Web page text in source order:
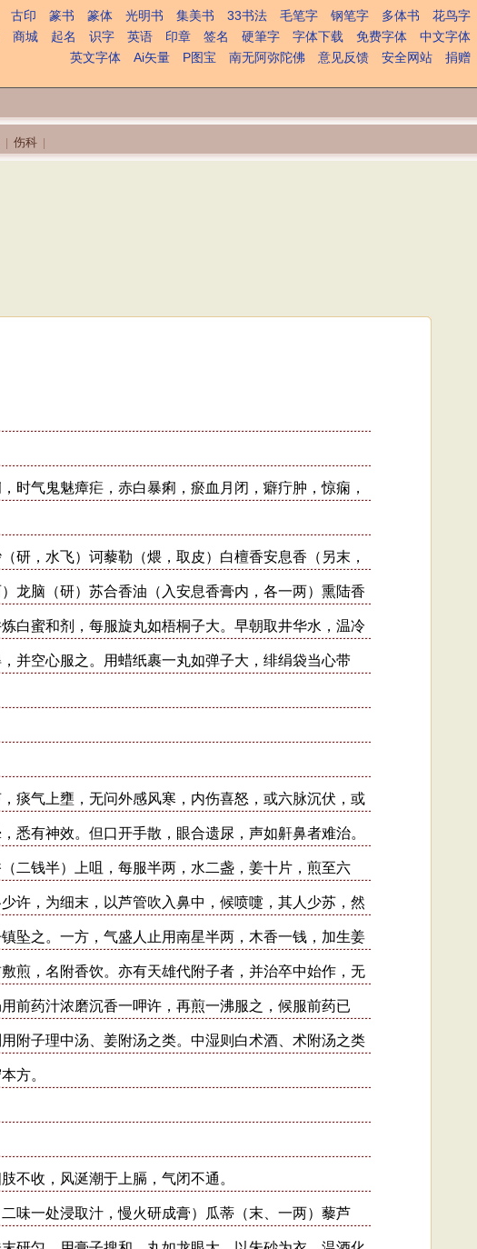
古印 篆书 篆体 光明书 集美书 33书法 毛笔字 钢笔字 多体书
花鸟字
商城 起名 识字 英语 印章 签名 硬筆字 字体下载 免费字体
中文字体
英文字体
Ai矢量 P图宝 南无阿弥陀佛 意见反馈 安全网站
捐赠
伤科